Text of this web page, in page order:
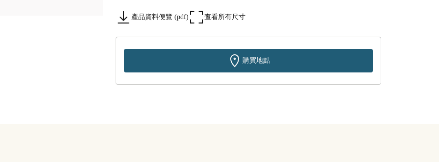
產品資料便覽 (pdf) 查看所有尺寸
購買地點